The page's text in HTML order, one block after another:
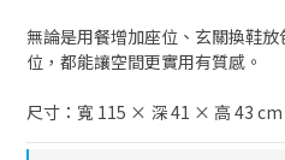
無論是用餐增加座位、玄關換鞋
位，都能讓空間更實用有質感。
尺寸：寬 115 × 深 41 × 高 43 cm